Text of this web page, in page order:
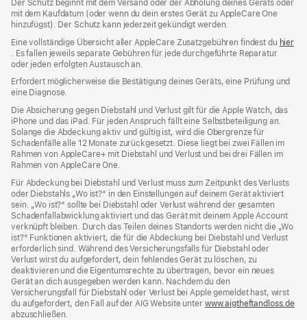
Der Schutz beginnt mit dem Versand oder der Abholung deines Geräts oder
mit dem Kaufdatum (oder wenn du dein erstes Gerät zu AppleCare One
hinzufügst). Der Schutz kann jederzeit gekündigt werden.
Eine vollständige Übersicht aller AppleCare Zusatzgebühren findest du hier
(Öffnet
ein
neues
Fenster)
. Es fallen jeweils separate Gebühren für jede durchgeführte Reparatur
oder jeden erfolgten Austausch an.
Erfordert möglicherweise die Bestätigung deines Geräts, eine Prüfung und
eine Diagnose.
Die Absicherung gegen Diebstahl und Verlust gilt für die Apple Watch, das
iPhone und das iPad. Für jeden Anspruch fällt eine Selbstbeteiligung an.
Solange die Abdeckung aktiv und gültig ist, wird die Obergrenze für
Schadenfälle alle 12 Monate zurückgesetzt. Diese liegt bei zwei Fällen im
Rahmen von AppleCare+ mit Diebstahl und Verlust und bei drei Fällen im
Rahmen von AppleCare One.
Für Abdeckung bei Diebstahl und Verlust muss zum Zeit­punkt des Verlusts
oder Dieb­stahls „Wo ist?“ in den Einstellungen auf deinem Gerät aktiviert
sein. „Wo ist?“ sollte bei Diebstahl oder Verlust während der gesamten
Schadenfallabwicklung aktiviert und das Gerät mit deinem Apple Account
verknüpft bleiben. Durch das Teilen deines Standorts werden nicht die „Wo
ist?“ Funktionen aktiviert, die für die Abdeckung bei Diebstahl und Verlust
erforderlich sind. Während des Versicherungs­falls für Diebstahl oder
Verlust wirst du aufgefordert, dein fehlendes Gerät zu löschen, zu
deaktivieren und die Eigentums­rechte zu übertragen, bevor ein neues
Gerät an dich ausgegeben werden kann. Nachdem du den
Versicherungsfall für Diebstahl oder Verlust bei Apple gemeldet hast, wirst
du aufgefordert, den Fall auf der AIG Website unter www.aigtheftandloss.de
abzuschließen.